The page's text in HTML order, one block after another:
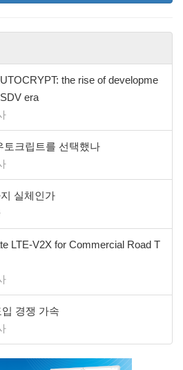
the rise of developme
era
토크립트를 선택했나
실체인가
LTE-V2X for Commercial Road T
입 경쟁 가속